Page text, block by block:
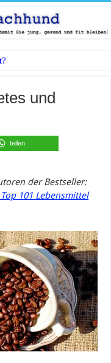
und
teilen
der Bestseller:
101 Lebensmittel